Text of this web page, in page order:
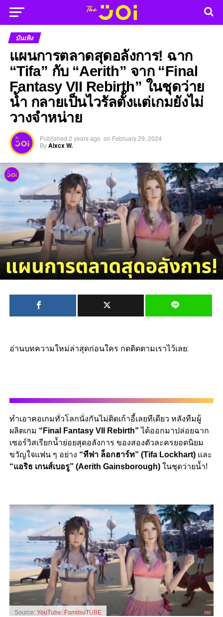
บันเทิง
แผนการตลาดสุดอลังการ! ฉาก
“Tifa” กับ “Aerith” จาก “Final
Fantasy VII Rebirth” ในชุดว่าย
น้ำ กลายเป็นไวรัลตั้งแต่เกมยังไม่
วางจำหน่าย
Published 2 years ago on February 29, 2024
ByAlxcx W.
อ่านบทความใหม่ล่าสุดก่อนใคร กดติดตามเราไว้เลย:
ทำเอาคอเกมทั่วโลกนั่งกันไม่ติดเก้าอี้เลยทีเดียว หลังทีมผู้
ผลิตเกม “Final Fantasy VII Rebirth” ได้ออกมาปล่อยฉาก
เซอร์วิสเรียกน้ำย่อยสุดอลังการ ของสองตัวละครยอดนิยม
ขวัญใจแฟน ๆ อย่าง “ทีฟา ล็อกฮาร์ท” (Tifa Lockhart) และ
“แอริธ เกนส์เบอรู” (Aerith Gainsborough) ในชุดว่ายน้ำ!
Source: YouTube: FamitsuTUBE